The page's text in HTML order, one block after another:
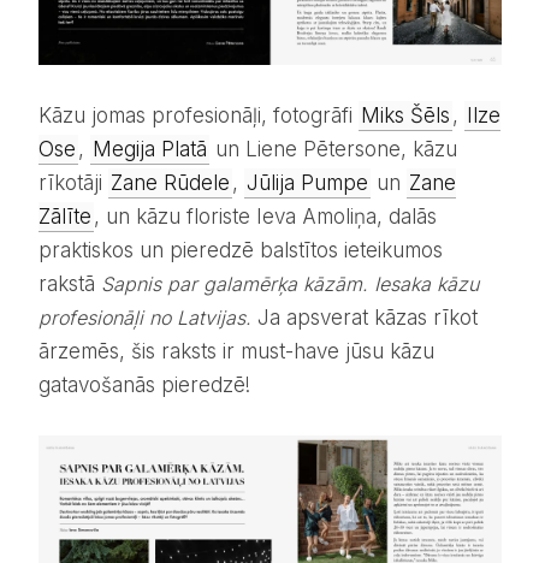
Kāzu jomas profesionāļi, fotogrāfi Miks Šēls ,
Ilze
Ose , Megija Platā un Liene Pētersone, kāzu
rīkotāji Zane Rūdele , Jūlija Pumpe un Zane
Zālīte , un kāzu floriste Ieva Amoliņa, dalās
praktiskos un pieredzē balstītos ieteikumos
rakstā Sapnis par galamērķa kāzām. Iesaka kāzu
profesionāļi no Latvijas. Ja apsverat kāzas rīkot
ārzemēs, šis raksts ir must-have jūsu kāzu
gatavošanās pieredzē!